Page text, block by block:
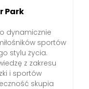
Park
dynamicznie
sportów
stylu życia.
z zakresu
i sportów
skupia